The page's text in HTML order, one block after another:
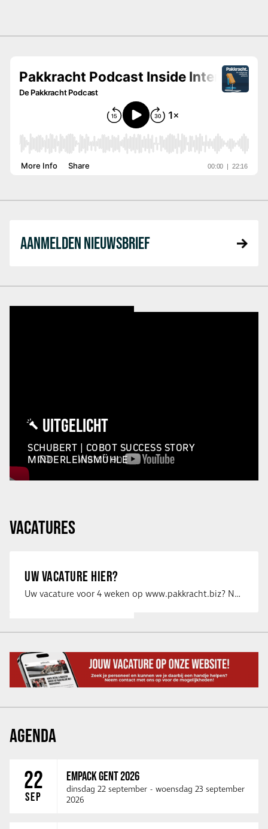
AANMELDEN NIEUWSBRIEF
UITGELICHT
SCHUBERT | COBOT SUCCESS STORY
MINDERLEINSMÜHLE
VACATURES
UW VACATURE HIER?
Uw vacature voor 4 weken op www.pakkracht.biz? Neem dan contact op met Yannick van …
AGENDA
22
SEP
EMPACK GENT 2026
dinsdag 22 september - woensdag 23 september
2026